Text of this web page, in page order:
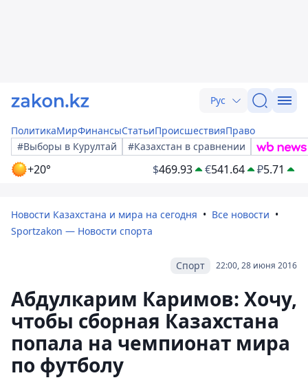
Рус
ПолитикаМирФинансыСтатьиПроисшествияПраво
#Выборы в Курултай
#Казахстан в сравнении
+20° $469.93 €541.64 ₽5.71
Новости Казахстана и мира на сегодня
Все новости
Sportzakon — Новости спорта
22:00, 28 июня 2016
Спорт
Абдулкарим Каримов: Хочу,
чтобы сборная Казахстана
попала на чемпионат мира
по футболу